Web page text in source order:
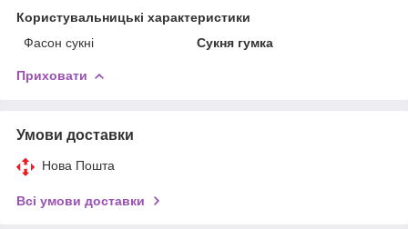
Користувальницькі характеристики
Фасон сукні
Сукня гумка
Приховати
Умови доставки
Нова Пошта
Всі умови доставки